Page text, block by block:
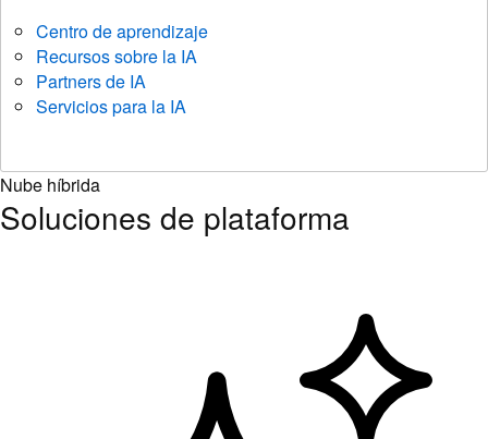
Centro de aprendizaje
Recursos sobre la IA
Partners de IA
Servicios para la IA
Nube híbrida
Soluciones de plataforma